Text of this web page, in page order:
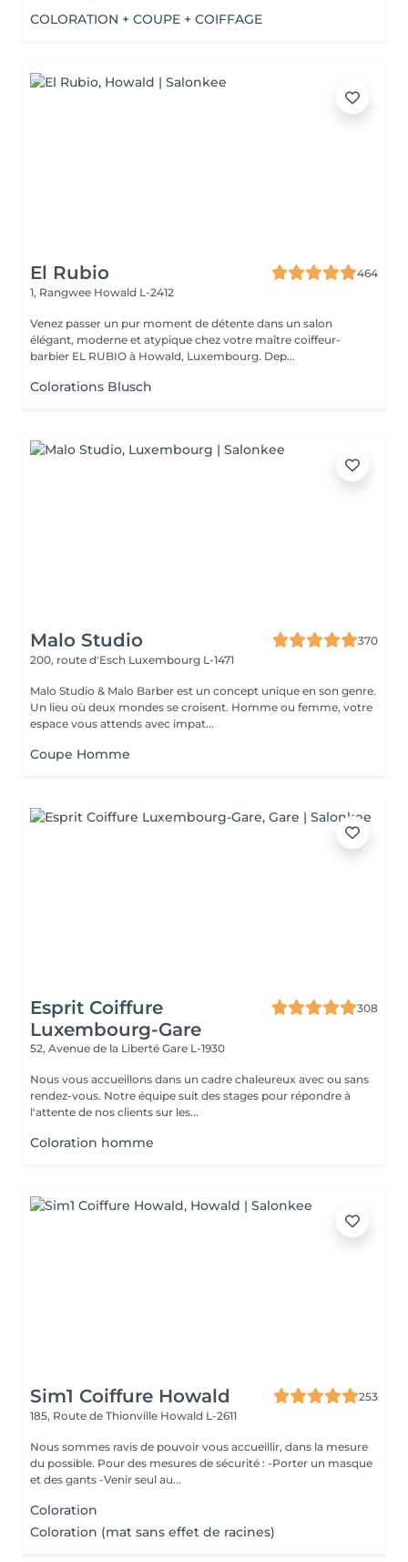
COLORATION + COUPE + COIFFAGE
El Rubio
464
1, Rangwee Howald L-2412
Venez passer un pur moment de détente dans un salon
élégant, moderne et atypique chez votre maître coiffeur-
barbier EL RUBIO à Howald, Luxembourg. Dep...
Colorations Blusch
Malo Studio
370
200, route d'Esch Luxembourg L-1471
Malo Studio & Malo Barber est un concept unique en son genre.
Un lieu où deux mondes se croisent. Homme ou femme, votre
espace vous attends avec impat...
Coupe Homme
Esprit Coiffure
Luxembourg-Gare
308
52, Avenue de la Liberté Gare L-1930
Nous vous accueillons dans un cadre chaleureux avec ou sans
rendez-vous. Notre équipe suit des stages pour répondre à
l'attente de nos clients sur les...
Coloration homme
Sim1 Coiffure Howald
253
185, Route de Thionville Howald L-2611
Nous sommes ravis de pouvoir vous accueillir, dans la mesure
du possible. Pour des mesures de sécurité : -Porter un masque
et des gants -Venir seul au...
Coloration
Coloration (mat sans effet de racines)